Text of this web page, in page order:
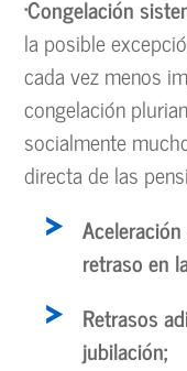
·Congelación
la posible
cada vez menos
congelación
socialmente
directa de las
retraso en
Retrasos
jubilación;